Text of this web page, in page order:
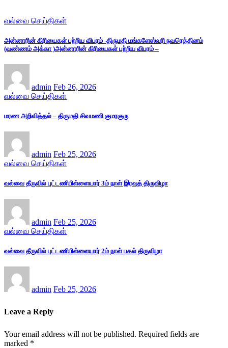
வல்வை செய்திகள்
அன்னாரின் கிரியைகள் பற்றிய விபரம் -திருமதி மங்களேஸ்வரி நவரெத்தினம்
(வண்ணம் அக்கா )அன்னாரின் கிரியைகள் பற்றிய விபரம் –
admin Feb 26, 2026
வல்வை செய்திகள்
மரண அறிவித்தல் – திருமதி சிவமணி குமரகுரு
admin Feb 25, 2026
வல்வை செய்திகள்
வல்வை தீருவில் புட்டணிபிள்ளையார் 3ம் நாள் இரவுத் திருவிழா
admin Feb 25, 2026
வல்வை செய்திகள்
வல்வை தீருவில் புட்டணிபிள்ளையார் 2ம் நாள் பகல் திருவிழா
admin Feb 25, 2026
Leave a Reply
Your email address will not be published. Required fields are
marked *